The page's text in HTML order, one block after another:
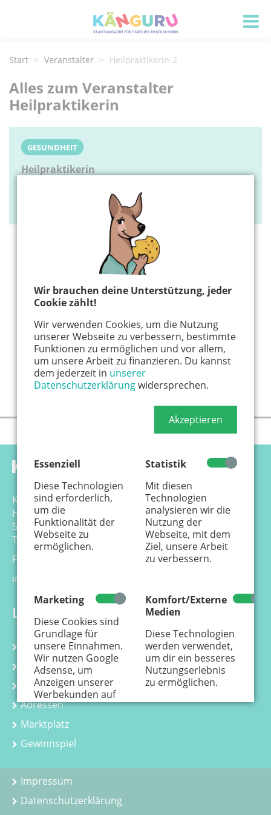
Wir brauchen deine Unterstützung, jeder
Cookie zählt!
Wir verwenden Cookies, um die Nutzung
unserer Webseite zu verbessern, bestimmte
Funktionen zu ermöglichen und vor allem,
um unsere Arbeit zu finanzieren. Du kannst
dem jederzeit in unserer
Datenschutzerklärungwidersprechen.
Akzeptieren
Essenziell
Diese Technologien
sind erforderlich,
um die
Funktionalität der
Webseite zu
ermöglichen.
Statistik
Mit diesen
Technologien
analysieren wir die
Nutzung der
Webseite, mit dem
Ziel, unsere Arbeit
zu verbessern.
Marketing
Diese Cookies sind
Grundlage für
unsere Einnahmen.
Wir nutzen Google
Adsense, um
Anzeigen unserer
Werbekunden auf
der Webseite
einzustellen.
erfährst Du, wie
personenbezogene
von Anzeigen
Komfort/Externe
Medien
Diese Technologien
werden verwendet,
um dir ein besseres
Nutzungserlebnis
zu ermöglichen.
Start Veranstalter Heilpraktikerin-2
Alles zum Veranstalter
Heilpraktikerin
GESUNDHEIT
Heilpraktikerin
Känguru Colonia Verlag GmbH
Hansemannstr. 17-21
50823 Köln
Tel. 0221 - 99 88 21 - 0
Fax 0221 - 99 88 21 - 99
info@kaenguru-online.de
Links
Kalender
Kurse
Kindergeburtstag
Adressen
Marktplatz
Gewinnspiel
Impressum
Datenschutzerklärung